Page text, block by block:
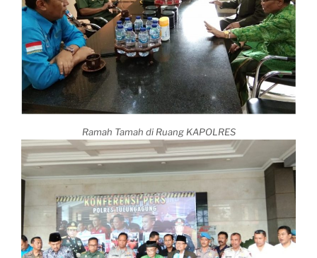
Ramah Tamah di Ruang KAPOLRES